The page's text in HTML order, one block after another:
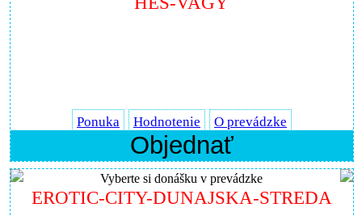
Ponuka Hodnotenie O prevádzke
Objednať
Vyberte si donášku v prevádzke
EROTIC-CITY-DUNAJSKA-STREDA